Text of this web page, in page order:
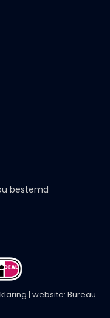
bestemd
| website: Bureau